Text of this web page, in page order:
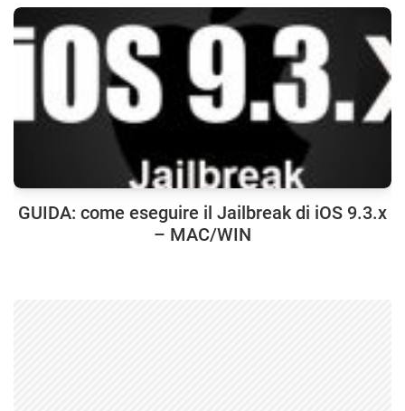
GUIDA: come eseguire il Jailbreak di iOS 9.3.x
– MAC/WIN